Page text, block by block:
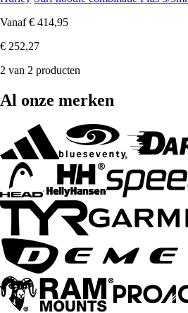
Vanaf € 414,95
€ 252,27
2 van 2 producten
Al onze merken